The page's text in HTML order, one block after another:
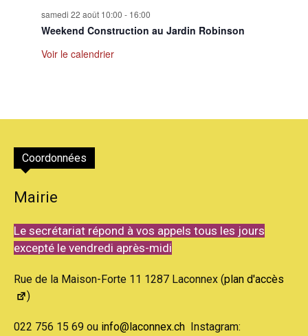
samedi 22 août 10:00 - 16:00
Weekend Construction au Jardin Robinson
Voir le calendrier
Coordonnées
Mairie
Le secrétariat répond à vos appels tous les jours
excepté le vendredi après-midi
Rue de la Maison-Forte 11 1287 Laconnex (plan d'accès
)
022 756 15 69 ou info@laconnex.ch Instagram: